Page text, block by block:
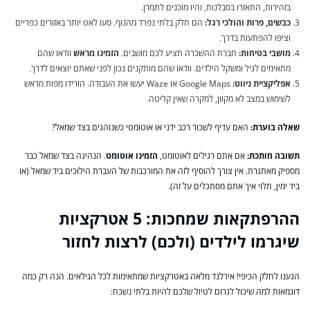
בזהירות, התאזרו בסבלנות, והיו מוכנים לתמרן.
כבשים, פרות והולכי רגל: הם חלק בלתי נפרד מהנוף. סעו לאט יותר באזורים כפריים
וציפו להפתעות בדרך.
מושבי בטיחות: חברת ההשכרה תציע לכם מושבים. הזמינו מראש וודאו שהם
מתאימים לגיל ומשקל הילדים. וודאו שהם מותקנים נכון לפני שאתם יוצאים לדרך.
אפליקציית ניווט:
Google Maps או Waze יעשו את העבודה. הורידו מפות מראש
לשימוש במצב לא מקוון, למקרה שאין קליטה.
שאלה בוערת: האם עדיף לשכור רכב ידני או אוטומטי כשנוהגים בצד שמאל?
תשובה חותכת:אם אתם רגילים לאוטומט, הזמינו אוטומט. הנהיגה בצד שמאל כבר
מספיק מאתגרת. אין צורך להוסיף לזה את המורכבות של העברת הילוכים ביד שמאל (או
ביד ימין, תלוי איך אתם מסתכלים על זה).
ההרפתקאות שמחכות: 5 אטרקציות
שיגרמו לילדים (ולכם) לרצות לחזור
הגענו לחלק הכיפי! אירלנד מלאה באטרקציות שמתאימות לכל הגילאים. הנה רק כמה
דוגמאות למה שיכול לגרום לטיול שלכם להיות בלתי נשכח: